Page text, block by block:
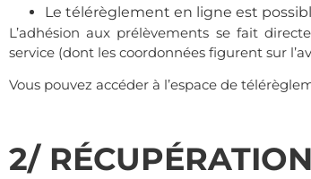
Le télérèglement en ligne est
L’adhésion aux prélèvements se fait
service (dont les coordonnées figurent sur
Vous pouvez accéder à l’espace de
2/